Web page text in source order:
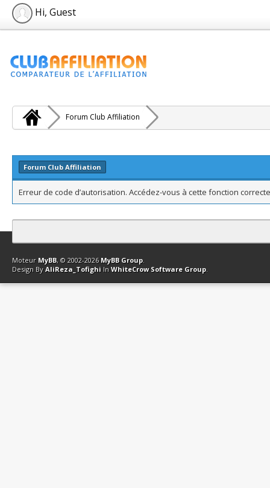
Hi, Guest
Forum Club Affiliation
Forum Club Affiliation
Erreur de code d’autorisation. Accédez-vous à cette fonction
Contact Club Affiliation Retourner en haut Version bas-débit
Moteur MyBB, © 2002-2026 MyBB Group.
Design By AliReza_Tofighi In WhiteCrow Software Group.